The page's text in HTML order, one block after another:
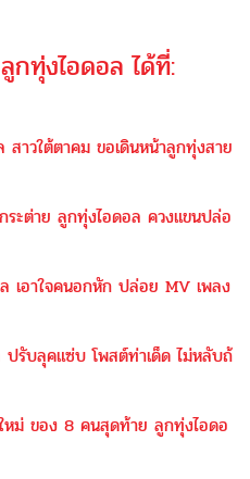
ทุ่งไอดอล ได้ที่:
าวใต้ตาคม ขอเดินหน้าลูกทุ่งสาย
ะต่าย ลูกทุ่งไอดอล ควงแขนปล่อ
เอาใจคนอกหัก ปล่อย MV เพลง
รับลุคแซ่บ โพสต์ท่าเด็ด ไม่หลับถ้
ม่ ของ 8 คนสุดท้าย ลูกทุ่งไอดอ